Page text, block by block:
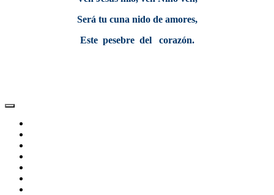
Será tu cuna nido de amores,
Este pesebre del corazón.